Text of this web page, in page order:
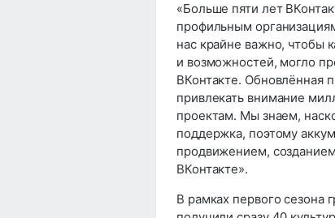
«Больше пяти лет
профильным
нас крайне важно, чтобы
и возможностей, могло
ВКонтакте. Обновлённая
привлекать внимание
проектам. Мы знаем,
поддержка, поэтому
продвижением,
ВКонтакте».
В рамках первого сезона